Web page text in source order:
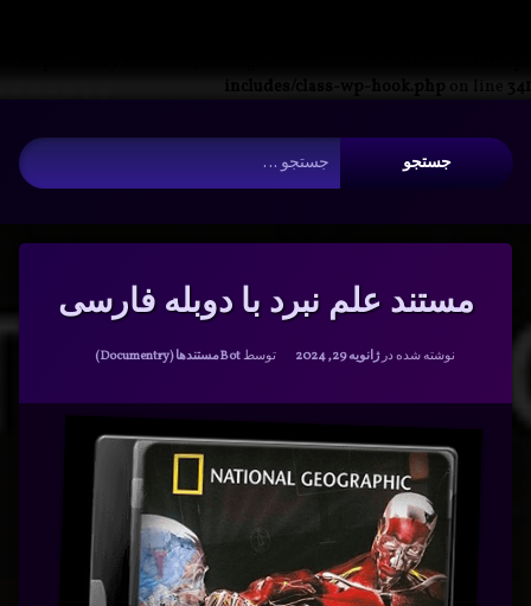
محتوا
آرشیو
جستجو برای:
مستند علم نبرد با دوبله فارسی
نوشته شده درژانویه 29, 2024 توسطBotدسته بندی ها:
مستندها (Documentry)